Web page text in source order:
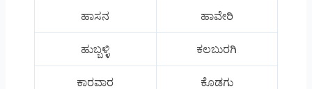
ಹಾಸನ ಹಾವೇರಿ
ಹುಬ್ಬಳ್ಳಿ ಕಲಬುರಗಿ
ಕಾರವಾರ ಕೊಡಗು